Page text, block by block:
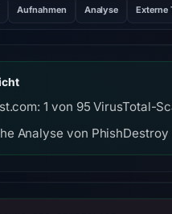
Aufnahmen Analyse Externe
1 von 95 VirusTotal-
Analyse von